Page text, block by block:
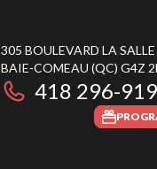
305 BOULEVARD LA SALLE
BAIE-COMEAU (QC) G4Z
418 296-